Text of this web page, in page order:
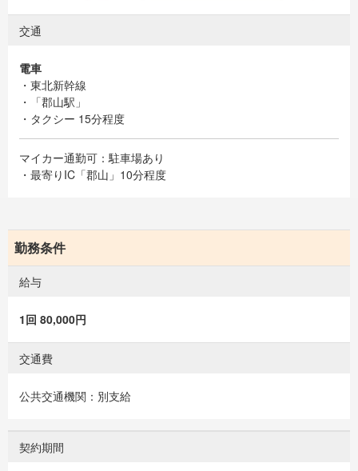
交通
電車
・東北新幹線
・「郡山駅」
・タクシー 15分程度
マイカー通勤可：駐車場あり
・最寄りIC「郡山」10分程度
勤務条件
給与
1回 80,000円
交通費
公共交通機関：別支給
契約期間